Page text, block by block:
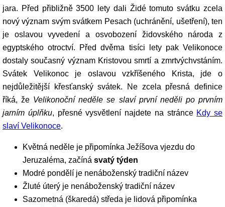
jara. Před přibližně 3500 lety dali Židé tomuto svátku zcela
nový význam svým svátkem Pesach (uchránění, ušetření), ten
je oslavou vyvedení a osvobození židovského národa z
egyptského otroctví. Před dvěma tisíci lety pak Velikonoce
dostaly současný význam Kristovou smrtí a zmrtvýchvstáním.
Svátek Velikonoc je oslavou vzkříšeného Krista, jde o
nejdůležitější křesťanský svátek. Ne zcela přesná definice
říká, že Velikonoční neděle se slaví první neděli po prvním
jarním úplňku, přesné vysvětlení najdete na stránce Kdy se
slaví Velikonoce.
Květná neděle je připomínka Ježíšova vjezdu do
Jeruzaléma, začíná svatý týden
Modré pondělí je nenáboženský tradiční název
Žluté úterý je nenáboženský tradiční název
Sazometná (škaredá) středa je lidová připomínka